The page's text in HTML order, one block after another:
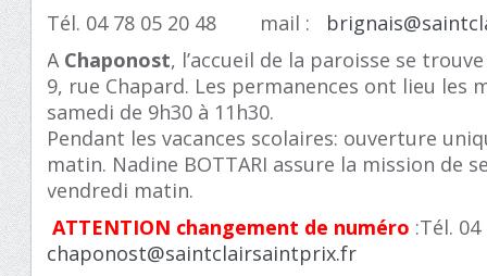
Tél. 04 78 05 20 48 mail :
A Chaponost, l’accueil de la paroisse se
9, rue Chapard. Les permanences ont lieu les
samedi de 9h30 à 11h30.
Pendant les vacances scolaires: ouverture
matin. Nadine BOTTARI assure la mission de
vendredi matin.
ATTENTION changement de numéro :Tél.
chaponost@saintclairsaintprix.fr